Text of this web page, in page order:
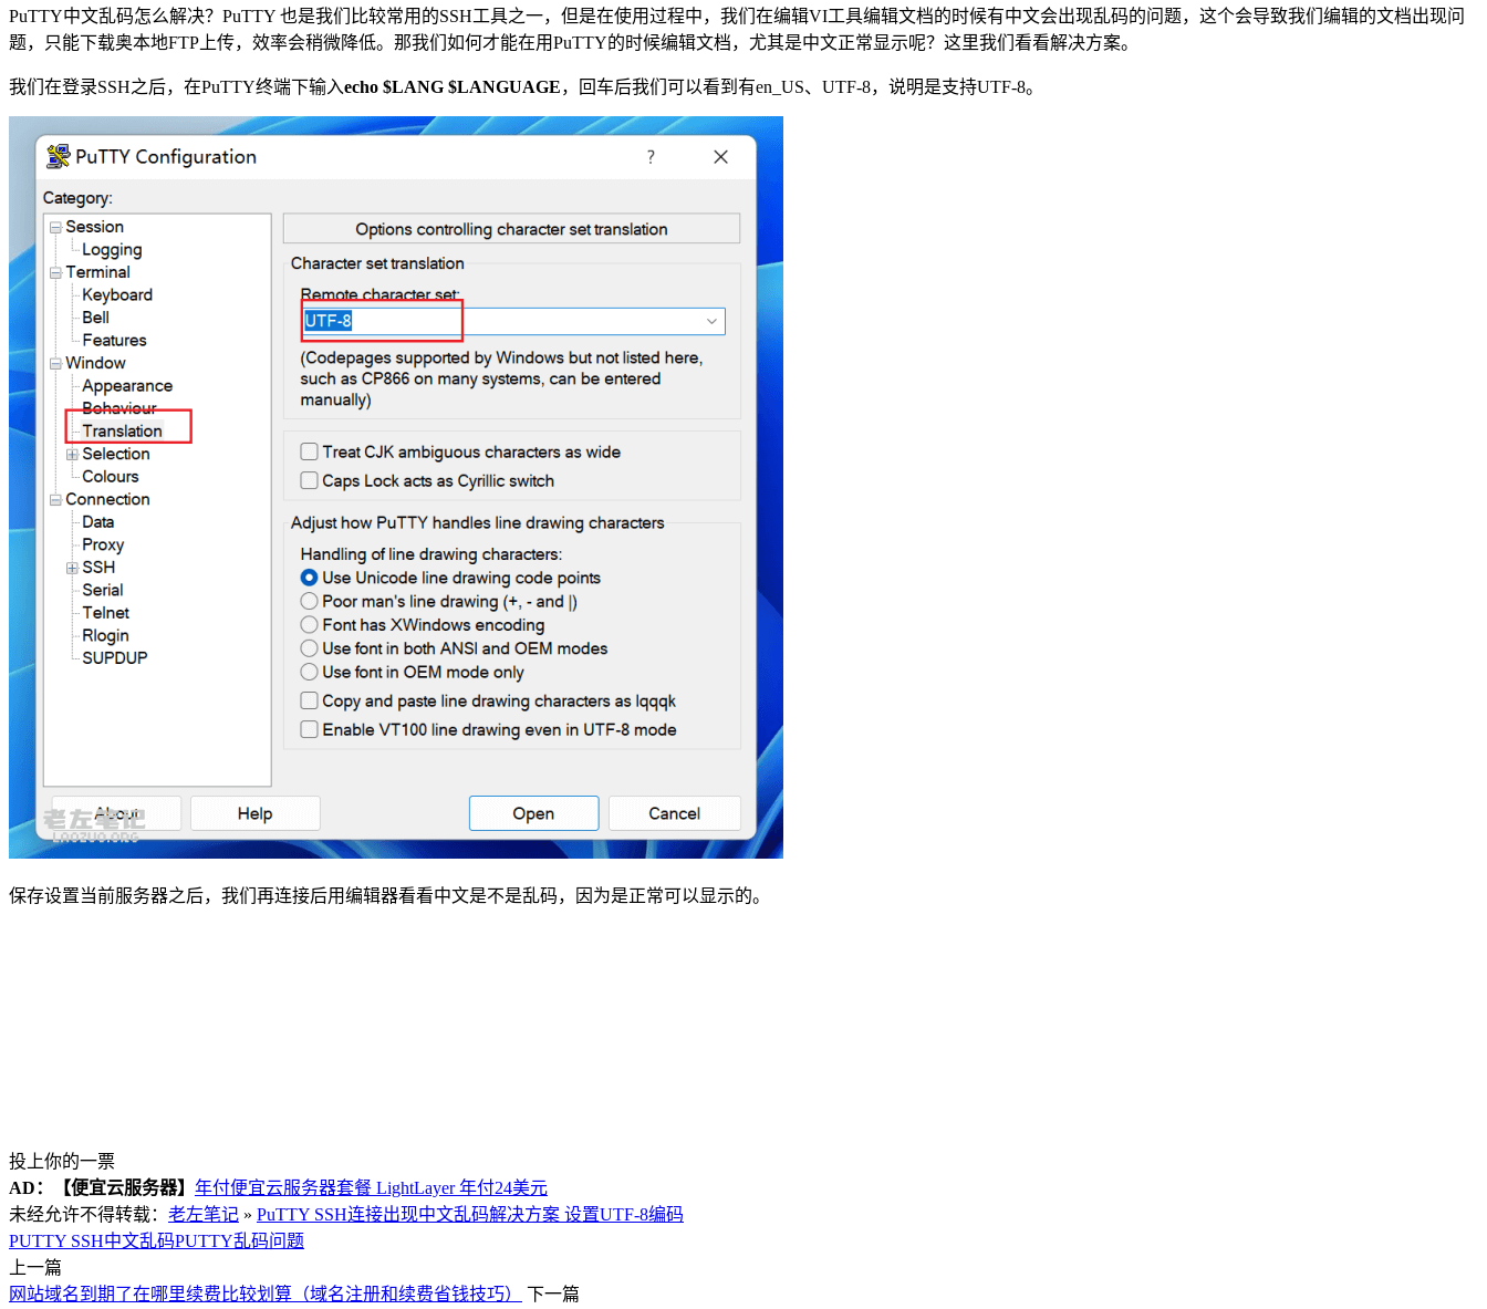
PuTTY中文乱码怎么解决？PuTTY 也是我们比较常用的SSH工具之一，但是在使用过程中，我们在编辑VI工具编辑文档的时候有中文会出现乱码的问题，这个会导致我们编辑的文档出现问
题，只能下载奥本地FTP上传，效率会稍微降低。那我们如何才能在用PuTTY的时候编辑文档，尤其是中文正常显示呢？这里我们看看解决方案。
我们在登录SSH之后，在PuTTY终端下输入echo $LANG $LANGUAGE，回车后我们可以看到有en_US、UTF-8，说明是支持UTF-8。
保存设置当前服务器之后，我们再连接后用编辑器看看中文是不是乱码，因为是正常可以显示的。
投上你的一票
AD：
【便宜云服务器】 年付便宜云服务器套餐 LightLayer 年付24美元
未经允许不得转载： 老左笔记 » PuTTY SSH连接出现中文乱码解决方案 设置UTF-8编码
PUTTY SSH中文乱码PUTTY乱码问题
上一篇
网站域名到期了在哪里续费比较划算（域名注册和续费省钱技巧）
下一篇